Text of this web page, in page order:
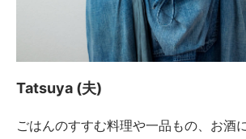
Tatsuya (夫)
ごはんのすすむ料理や一品もの、お酒